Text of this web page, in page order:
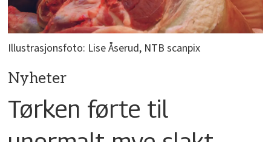
Illustrasjonsfoto: Lise Åserud, NTB scanpix
Nyheter
Tørken førte til